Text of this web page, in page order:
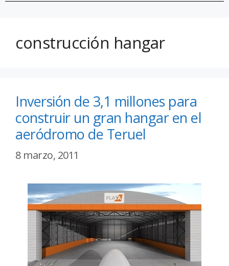
construcción hangar
Inversión de 3,1 millones para
construir un gran hangar en el
aeródromo de Teruel
8 marzo, 2011